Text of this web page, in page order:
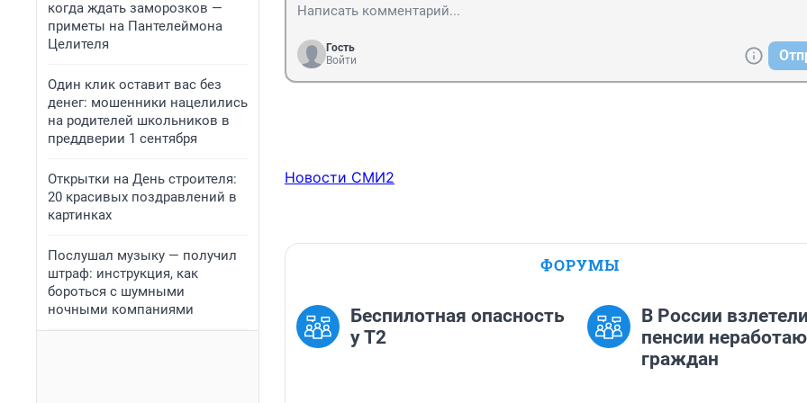
когда ждать заморозков —
приметы на Пантелеймона
Целителя
Один клик оставит вас без
денег: мошенники нацелились
на родителей школьников в
преддверии 1 сентября
Открытки на День строителя:
20 красивых поздравлений в
картинках
Послушал музыку — получил
штраф: инструкция, как
бороться с шумными
ночными компаниями
Гость
Войти
Новости СМИ2
ФОРУМЫ
Беспилотная опасность
у Т2
В России взлетели
пенсии
граждан